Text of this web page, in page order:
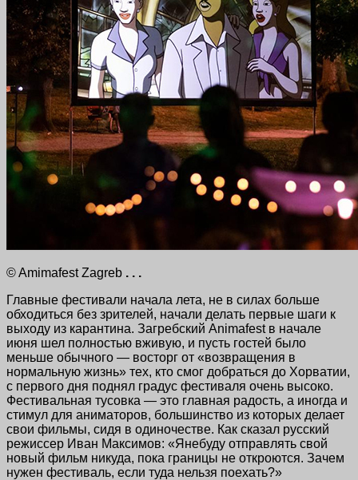
© Amimafest Zagreb . . .
Главные фестивали начала лета, не в силах больше
обходиться без зрителей, начали делать первые шаги к
выходу из карантина. Загребский Animafest в начале
июня шел полностью вживую, и пусть гостей было
меньше обычного — восторг от «возвращения в
нормальную жизнь» тех, кто смог добраться до Хорватии,
с первого дня поднял градус фестиваля очень высоко.
Фестивальная тусовка — это главная радость, а иногда и
стимул для аниматоров, большинство из которых делает
свои фильмы, сидя в одиночестве. Как сказал русский
режиссер Иван Максимов: «Янебуду отправлять свой
новый фильм никуда, пока границы не откроются. Зачем
нужен фестиваль, если туда нельзя поехать?»